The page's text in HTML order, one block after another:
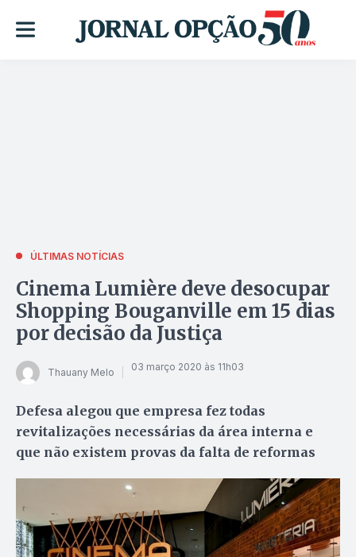
ÚLTIMAS NOTÍCIAS
Cinema Lumière deve desocupar
Shopping Bouganville em 15 dias
por decisão da Justiça
Thauany Melo 03 março 2020 às 11h03
Defesa alegou que empresa fez todas
revitalizações necessárias da área interna e
que não existem provas da falta de reformas